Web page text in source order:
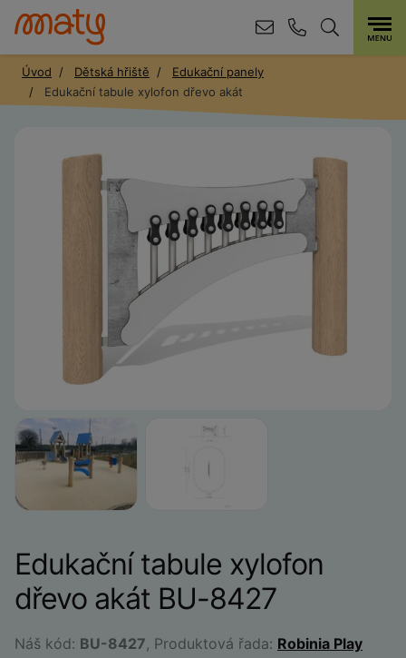
Úvod Dětská hřiště
Edukační panely
Edukační tabule xylofon dřevo akát
Edukační tabule xylofon
dřevo akát BU-8427
Náš kód: BU-8427, Produktová řada: Robinia Play